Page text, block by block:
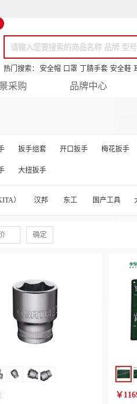
热门搜索： 安全帽 口罩 丁腈手套 安全鞋
采购 品牌中心
扳手组套 开口扳手 梅花扳手
大扭扳手
） 汉邦 东工 国产工具
确定
￥